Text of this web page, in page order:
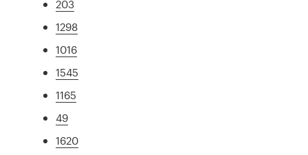
203
1298
1016
1545
1165
49
1620